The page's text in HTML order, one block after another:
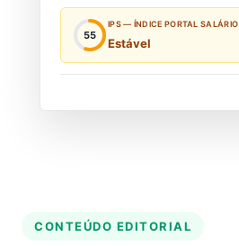
55
IPS — ÍNDICE PORTAL SALÁRIO
Estável
CONTEÚDO EDITORIAL